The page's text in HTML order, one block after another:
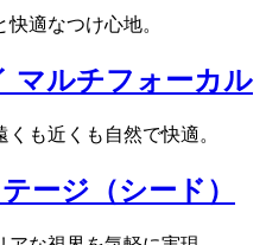
適なつけ心地。
マルチフォーカル
も近くも自然で快適。
ージ（シード）